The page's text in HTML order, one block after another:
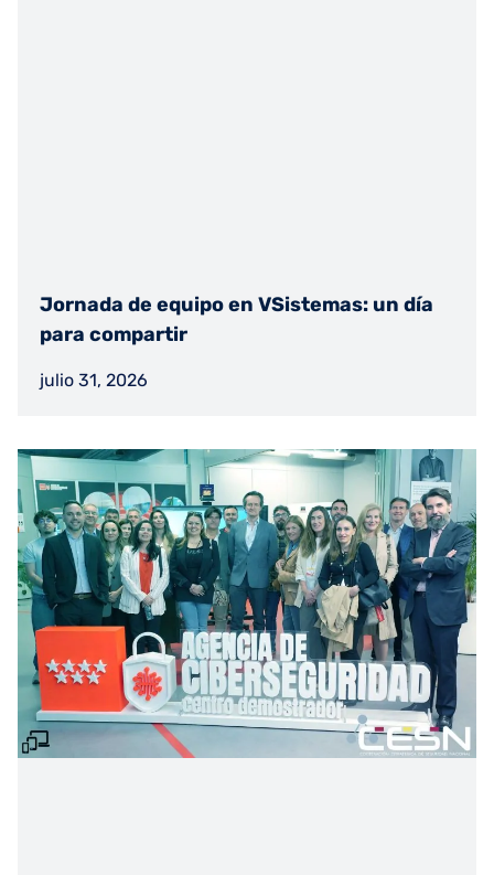
Jornada de equipo en VSistemas: un día
para compartir
julio 31, 2026